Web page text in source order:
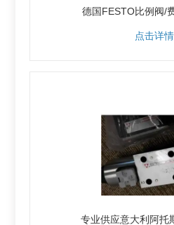
德国FESTO比例阀/
点击详情
专业供应意大利阿托